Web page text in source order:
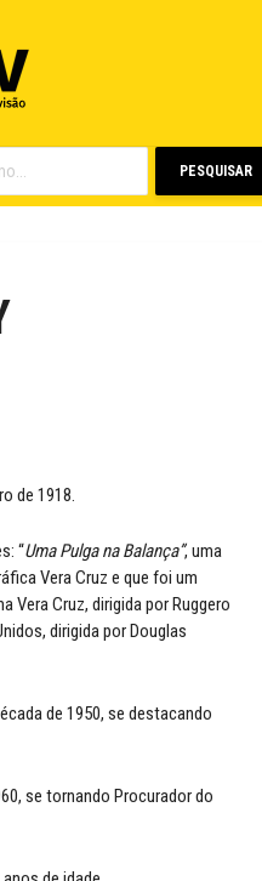
PESQUISAR
de 1918.
“Uma Pulga na Balança”, uma
Vera Cruz e que foi um
Vera Cruz, dirigida por Ruggero
dirigida por Douglas
de 1950, se destacando
se tornando Procurador do